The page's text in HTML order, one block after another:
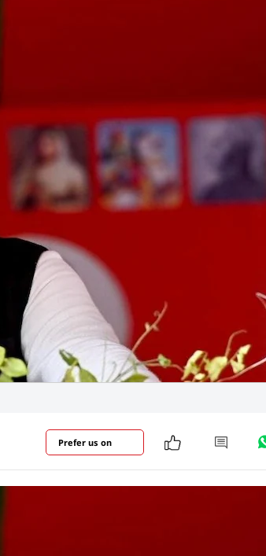
Prefer us on
यादव की रैली हुई. इसमें राजा भैया की
की संख्या में जनसत्ता दल के कार्यकर्ता अखिलेश
दिया.